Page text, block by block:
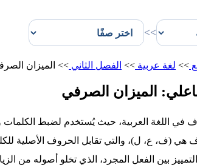
>>
>> لغة عربية >> الفصل الثاني >> الميزان
الميزان الصرفي
اللغة العربية، حيث يُستخدم لضبط الكلمات
هي (ف، ع، ل)، والتي تقابل الحروف الأصلية
بين الفعل المجرد، الذي تخلو أصوله من